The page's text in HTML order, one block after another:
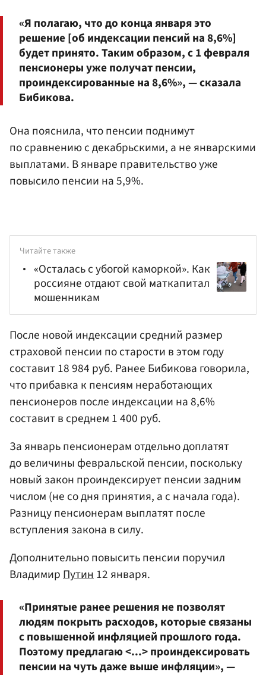
«Я полагаю, что до конца января это
решение [об индексации пенсий на 8,6%]
будет принято. Таким образом, с 1 февраля
пенсионеры уже получат пенсии,
проиндексированные на 8,6%», — сказала
Бибикова.
Она пояснила, что пенсии поднимут
по сравнению с декабрьскими, а не январскими
выплатами. В январе правительство уже
повысило пенсии на 5,9%.
Читайте также
«Осталась с убогой каморкой». Как
россияне отдают свой маткапитал
мошенникам
После новой индексации средний размер
страховой пенсии по старости в этом году
составит 18 984 руб. Ранее Бибикова говорила,
что прибавка к пенсиям неработающих
пенсионеров после индексации на 8,6%
составит в среднем 1 400 руб.
За январь пенсионерам отдельно доплатят
до величины февральской пенсии, поскольку
новый закон проиндексирует пенсии задним
числом (не со дня принятия, а с начала года).
Разницу пенсионерам выплатят после
вступления закона в силу.
Дополнительно повысить пенсии поручил
ВладимирПутин12 января.
«Принятые ранее решения не позволят
людям покрыть расходов, которые связаны
с повышенной инфляцией прошлого года.
Поэтому предлагаю <...> проиндексировать
пенсии на чуть даже выше инфляции», —